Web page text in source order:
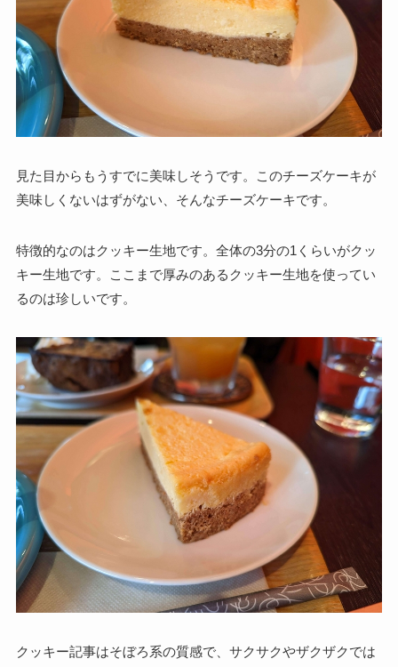
見た目からもうすでに美味しそうです。このチーズケーキが
美味しくないはずがない、そんなチーズケーキです。
特徴的なのはクッキー生地です。全体の3分の1くらいがクッ
キー生地です。ここまで厚みのあるクッキー生地を使ってい
るのは珍しいです。
クッキー記事はそぼろ系の質感で、サクサクやザクザクでは